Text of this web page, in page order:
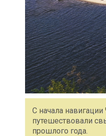
С начала
путешествовали
прошлого года.